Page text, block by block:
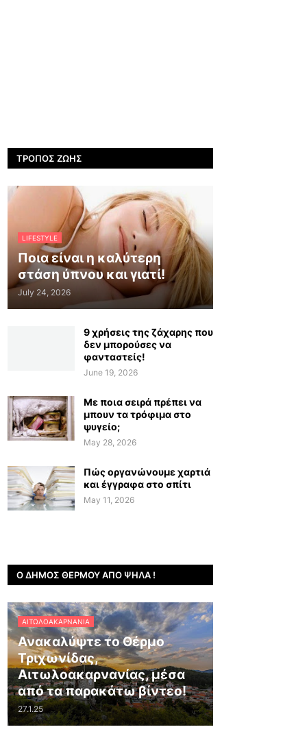
ΤΡΌΠΟΣ ΖΩΉΣ
LIFESTYLE
Ποια είναι η καλύτερη
στάση ύπνου και γιατί!
July 24, 2026
9 χρήσεις της ζάχαρης που
δεν μπορούσες να
φανταστείς!
June 19, 2026
Με ποια σειρά πρέπει να
μπουν τα τρόφιμα στο
ψυγείο;
May 28, 2026
Πώς οργανώνουμε χαρτιά
και έγγραφα στο σπίτι
May 11, 2026
Ο ΔΉΜΟΣ ΘΈΡΜΟΥ ΑΠΌ ΨΗΛΆ !
ΑΙΤΩΛΟΑΚΑΡΝΑΝΊΑ
Ανακαλύψτε το Θέρμο
Τριχωνίδας,
Αιτωλοακαρνανίας, μέσα
από τα παρακάτω βίντεο!
27.1.25